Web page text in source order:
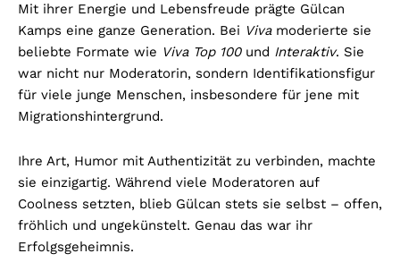
Mit ihrer Energie und Lebensfreude prägte Gülcan
Kamps eine ganze Generation. Bei Vivamoderierte sie
beliebte Formate wie Viva Top 100und Interaktiv. Sie
war nicht nur Moderatorin, sondern Identifikationsfigur
für viele junge Menschen, insbesondere für jene mit
Migrationshintergrund.
Ihre Art, Humor mit Authentizität zu verbinden, machte
sie einzigartig. Während viele Moderatoren auf
Coolness setzten, blieb Gülcan stets sie selbst – offen,
fröhlich und ungekünstelt. Genau das war ihr
Erfolgsgeheimnis.